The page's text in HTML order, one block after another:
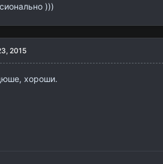
)))
2015
хороши.